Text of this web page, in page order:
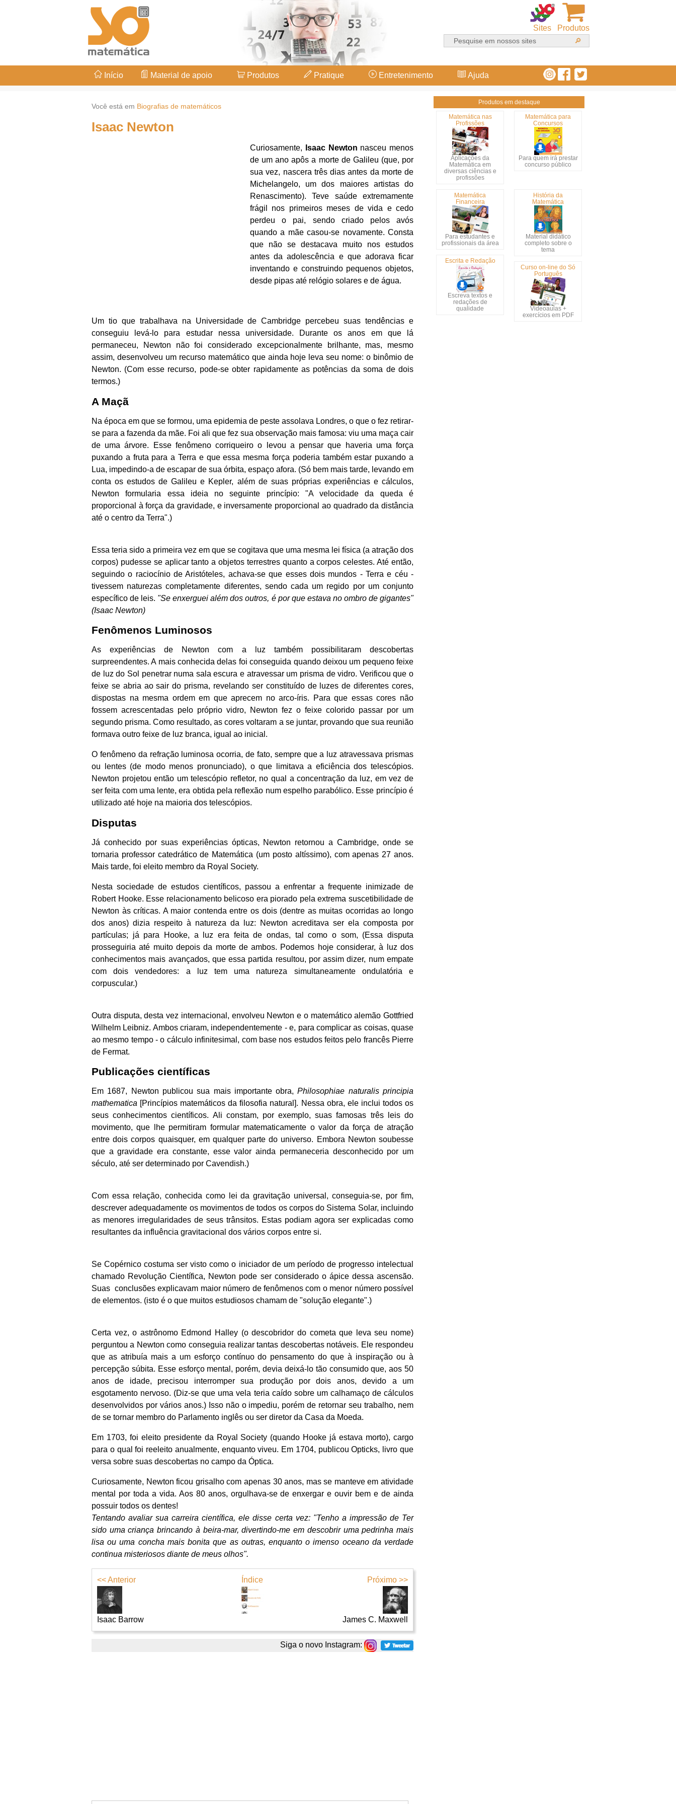
Produtos
Sites
Início Material de apoio Produtos Pratique Entretenimento Ajuda
Você está em Biografias de matemáticos
Isaac Newton
Curiosamente, Isaac Newton nasceu menos
de um ano apôs a morte de Galileu (que, por
sua vez, nascera três dias antes da morte de
Michelangelo, um dos maiores artistas do
Renascimento). Teve saúde extremamente
frágil nos primeiros meses de vida e cedo
perdeu o pai, sendo criado pelos avós
quando a mãe casou-se novamente. Consta
que não se destacava muito nos estudos
antes da adolescência e que adorava ficar
inventando e construindo pequenos objetos,
desde pipas até relógio solares e de água.
Um tio que trabalhava na Universidade de Cambridge percebeu suas tendências e
conseguiu levá-lo para estudar nessa universidade. Durante os anos em que lá
permaneceu, Newton não foi considerado excepcionalmente brilhante, mas, mesmo
assim, desenvolveu um recurso matemático que ainda hoje leva seu nome: o binômio de
Newton. (Com esse recurso, pode-se obter rapidamente as potências da soma de dois
termos.)
A Maçã
Na época em que se formou, uma epidemia de peste assolava Londres, o que o fez retirar-
se para a fazenda da mãe. Foi ali que fez sua observação mais famosa: viu uma maça cair
de uma árvore. Esse fenômeno corriqueiro o levou a pensar que haveria uma força
puxando a fruta para a Terra e que essa mesma força poderia também estar puxando a
Lua, impedindo-a de escapar de sua órbita, espaço afora. (Só bem mais tarde, levando em
conta os estudos de Galileu e Kepler, além de suas próprias experiências e cálculos,
Newton formularia essa ideia no seguinte princípio: "A velocidade da queda é
proporcional à força da gravidade, e inversamente proporcional ao quadrado da distância
até o centro da Terra".)
Essa teria sido a primeira vez em que se cogitava que uma mesma lei física (a atração dos
corpos) pudesse se aplicar tanto a objetos terrestres quanto a corpos celestes. Até então,
seguindo o raciocínio de Aristóteles, achava-se que esses dois mundos - Terra e céu -
tivessem naturezas completamente diferentes, sendo cada um regido por um conjunto
específico de leis. "Se enxerguei além dos outros, é por que estava no ombro de gigantes"
(Isaac Newton)
Fenômenos Luminosos
As experiências de Newton com a luz também possibilitaram descobertas
surpreendentes. A mais conhecida delas foi conseguida quando deixou um pequeno feixe
de luz do Sol penetrar numa sala escura e atravessar um prisma de vidro. Verificou que o
feixe se abria ao sair do prisma, revelando ser constituído de luzes de diferentes cores,
dispostas na mesma ordem em que aprecem no arco-íris. Para que essas cores não
fossem acrescentadas pelo próprio vidro, Newton fez o feixe colorido passar por um
segundo prisma. Como resultado, as cores voltaram a se juntar, provando que sua reunião
formava outro feixe de luz branca, igual ao inicial.
O fenômeno da refração luminosa ocorria, de fato, sempre que a luz atravessava prismas
ou lentes (de modo menos pronunciado), o que limitava a eficiência dos telescópios.
Newton projetou então um telescópio refletor, no qual a concentração da luz, em vez de
ser feita com uma lente, era obtida pela reflexão num espelho parabólico. Esse princípio é
utilizado até hoje na maioria dos telescópios.
Disputas
Já conhecido por suas experiências ópticas, Newton retornou a Cambridge, onde se
tornaria professor catedrático de Matemática (um posto altíssimo), com apenas 27 anos.
Mais tarde, foi eleito membro da Royal Society.
Nesta sociedade de estudos científicos, passou a enfrentar a frequente inimizade de
Robert Hooke. Esse relacionamento belicoso era piorado pela extrema suscetibilidade de
Newton às críticas. A maior contenda entre os dois (dentre as muitas ocorridas ao longo
dos anos) dizia respeito à natureza da luz: Newton acreditava ser ela composta por
partículas; já para Hooke, a luz era feita de ondas, tal como o som, (Essa disputa
prosseguiria até muito depois da morte de ambos. Podemos hoje considerar, à luz dos
conhecimentos mais avançados, que essa partida resultou, por assim dizer, num empate
com dois vendedores: a luz tem uma natureza simultaneamente ondulatória e
corpuscular.)
Outra disputa, desta vez internacional, envolveu Newton e o matemático alemão Gottfried
Wilhelm Leibniz. Ambos criaram, independentemente - e, para complicar as coisas, quase
ao mesmo tempo - o cálculo infinitesimal, com base nos estudos feitos pelo francês Pierre
de Fermat.
Publicações científicas
Em 1687, Newton publicou sua mais importante obra,Philosophiae naturalis principia
mathematica [Princípios matemáticos da filosofia natural]. Nessa obra, ele inclui todos os
seus conhecimentos científicos. Ali constam, por exemplo, suas famosas três leis do
movimento, que lhe permitiram formular matematicamente o valor da força de atração
entre dois corpos quaisquer, em qualquer parte do universo. Embora Newton soubesse
que a gravidade era constante, esse valor ainda permaneceria desconhecido por um
século, até ser determinado por Cavendish.)
Com essa relação, conhecida como lei da gravitação universal, conseguia-se, por fim,
descrever adequadamente os movimentos de todos os corpos do Sistema Solar, incluindo
as menores irregularidades de seus trânsitos. Estas podiam agora ser explicadas como
resultantes da influência gravitacional dos vários corpos entre si.
Se Copérnico costuma ser visto como o iniciador de um período de progresso intelectual
chamado Revolução Científica, Newton pode ser considerado o ápice dessa ascensão.
Suas conclusões explicavam maior número de fenômenos com o menor número possível
de elementos. (isto é o que muitos estudiosos chamam de "solução elegante".)
Certa vez, o astrônomo Edmond Halley (o descobridor do cometa que leva seu nome)
perguntou a Newton como conseguia realizar tantas descobertas notáveis. Ele respondeu
que as atribuía mais a um esforço contínuo do pensamento do que à inspiração ou à
percepção súbita. Esse esforço mental, porém, devia deixá-lo tão consumido que, aos 50
anos de idade, precisou interromper sua produção por dois anos, devido a um
esgotamento nervoso. (Diz-se que uma vela teria caído sobre um calhamaço de cálculos
desenvolvidos por vários anos.) Isso não o impediu, porém de retornar seu trabalho, nem
de se tornar membro do Parlamento inglês ou ser diretor da Casa da Moeda.
Em 1703, foi eleito presidente da Royal Society (quando Hooke já estava morto), cargo
para o qual foi reeleito anualmente, enquanto viveu. Em 1704, publicou Opticks, livro que
versa sobre suas descobertas no campo da Óptica.
Curiosamente, Newton ficou grisalho com apenas 30 anos, mas se manteve em atividade
mental por toda a vida. Aos 80 anos, orgulhava-se de enxergar e ouvir bem e de ainda
possuir todos os dentes!
Tentando avaliar sua carreira científica, ele disse certa vez: "Tenho a impressão de Ter
sido uma criança brincando à beira-mar, divertindo-me em descobrir uma pedrinha mais
lisa ou uma concha mais bonita que as outras, enquanto o imenso oceano da verdade
continua misteriosos diante de meus olhos".
<< Anterior
Isaac Barrow
Índice Próximo >>
James C. Maxwell
Siga o novo Instagram:
Produtos em destaque
Matemática nas
Profissões
Aplicações da
Matemática em
diversas ciências e
profissões
Matemática para
Concursos
Para quem irá prestar
concurso público
Matemática
Financeira
Para estudantes e
profissionais da área
História da
Matemática
Material didático
completo sobre o
tema
Escrita e Redação
Escreva textos e
redações de
qualidade
Curso on-line do Só
Português
Videoaulas +
exercícios em PDF